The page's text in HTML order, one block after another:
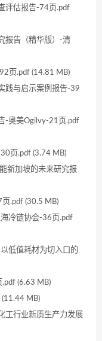
评估报告-74页.pdf
报告（精华版）-清
页.pdf (14.81 MB)
践与启示案例报告-39
-奥美Ogilvy-21页.pdf
页.pdf (3.74 MB)
新加坡的未来研究报
.pdf (30.5 MB)
冷链协会-36页.pdf
低值耗材为切入口的
(6.63 MB)
MB)
工行业新质生产力发展